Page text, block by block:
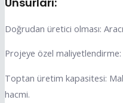
Doğrudan üretici olması:
Projeye özel
Toptan üretim kapasitesi:
hacmi.